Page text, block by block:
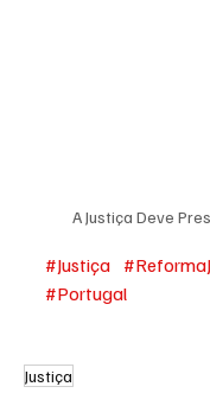
A Justiça Deve
#Justiça
#Portugal
Justiça